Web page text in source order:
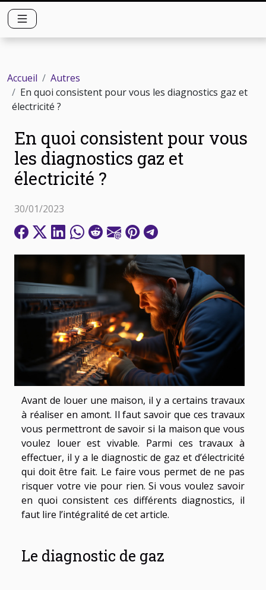
Accueil
Autres
En quoi consistent pour vous les diagnostics gaz et
électricité ?
En quoi consistent pour vous
les diagnostics gaz et
électricité ?
30/01/2023
Avant de louer une maison, il y a certains travaux
à réaliser en amont. Il faut savoir que ces travaux
vous permettront de savoir si la maison que vous
voulez louer est vivable. Parmi ces travaux à
effectuer, il y a le diagnostic de gaz et d’électricité
qui doit être fait. Le faire vous permet de ne pas
risquer votre vie pour rien. Si vous voulez savoir
en quoi consistent ces différents diagnostics, il
faut lire l’intégralité de cet article.
Le diagnostic de gaz